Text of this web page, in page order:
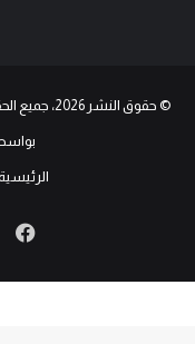
© حقوق النشر 2026، جميع الحقوق محفوظة | وقت عمان الإخباري
الرئيسية